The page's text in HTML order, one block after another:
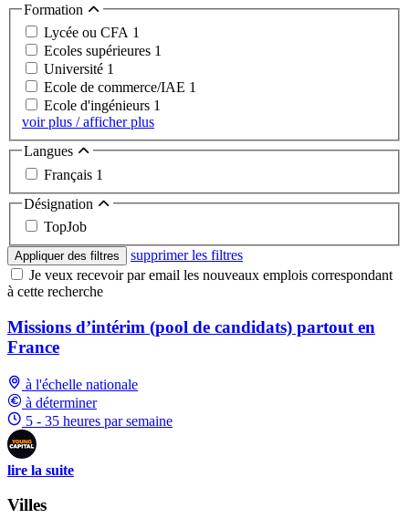
Formation
Lycée ou CFA 1
Ecoles supérieures 1
Université 1
Ecole de commerce/IAE 1
Ecole d'ingénieurs 1
voir plus / afficher plus
Langues
Français 1
Désignation
TopJob
Appliquer des filtres
supprimer les filtres
Je veux recevoir par email les nouveaux emplois correspondant
à cette recherche
Missions d’intérim (pool de candidats) partout en
France
à l'échelle nationale
à déterminer
5 - 35 heures par semaine
lire la suite
Villes